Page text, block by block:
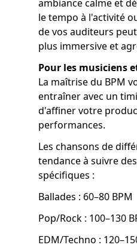
ambiance calme et
le tempo à l'activité
de vos auditeurs
plus immersive et
Pour les musiciens
La maîtrise du BPM
entraîner avec un
d'affiner votre
performances.
Les chansons de
tendance à suivre
spécifiques :
Ballades : 60–80 BPM
Pop/Rock : 100–130
EDM/Techno :